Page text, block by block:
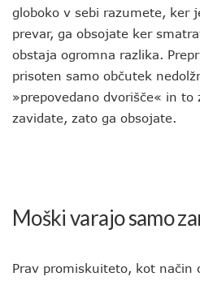
globoko v sebi razumete, ker
prevar, ga obsojate ker
obstaja ogromna razlika.
prisoten samo občutek
»prepovedano dvorišče« in to
zavidate, zato ga obsojate.
Moški varajo samo
Prav promiskuiteto, kot način